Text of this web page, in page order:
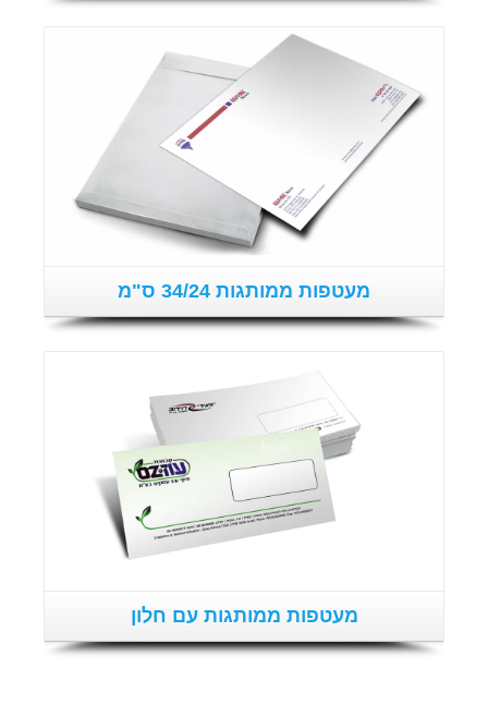
פרטים נוספים
מעטפות ממותגות 34/24 ס"מ
מעטפות ממותגות עם חלון